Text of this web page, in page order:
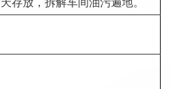
存放，拆解车间油污遍地。